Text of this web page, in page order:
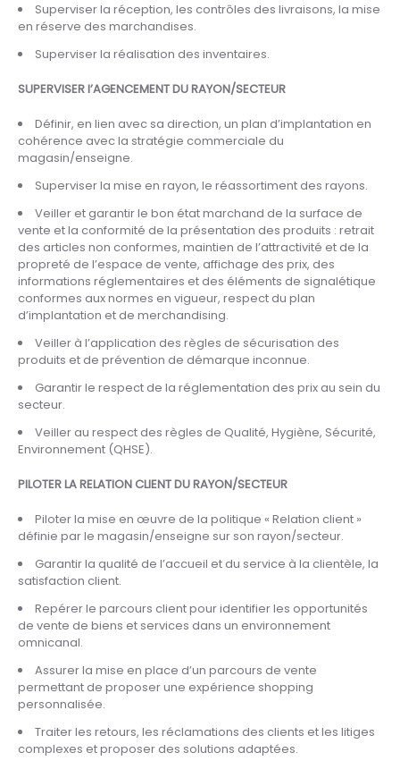
Superviser la réception, les contrôles des livraisons, la mise
en réserve des marchandises.
Superviser la réalisation des inventaires.
SUPERVISER l’AGENCEMENT DU RAYON/SECTEUR
Définir, en lien avec sa direction, un plan d’implantation en
cohérence avec la stratégie commerciale du
magasin/enseigne.
Superviser la mise en rayon, le réassortiment des rayons.
Veiller et garantir le bon état marchand de la surface de
vente et la conformité de la présentation des produits : retrait
des articles non conformes, maintien de l’attractivité et de la
propreté de l’espace de vente, affichage des prix, des
informations réglementaires et des éléments de signalétique
conformes aux normes en vigueur, respect du plan
d’implantation et de merchandising.
Veiller à l’application des règles de sécurisation des
produits et de prévention de démarque inconnue.
Garantir le respect de la réglementation des prix au sein du
secteur.
Veiller au respect des règles de Qualité, Hygiène, Sécurité,
Environnement (QHSE).
PILOTER LA RELATION CLIENT DU RAYON/SECTEUR
Piloter la mise en œuvre de la politique « Relation client »
définie par le magasin/enseigne sur son rayon/secteur.
Garantir la qualité de l’accueil et du service à la clientèle, la
satisfaction client.
Repérer le parcours client pour identifier les opportunités
de vente de biens et services dans un environnement
omnicanal.
Assurer la mise en place d’un parcours de vente
permettant de proposer une expérience shopping
personnalisée.
Traiter les retours, les réclamations des clients et les litiges
complexes et proposer des solutions adaptées.